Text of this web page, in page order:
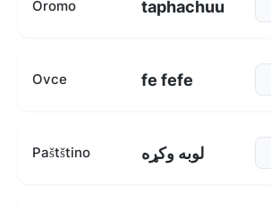
Oromo taphachuu
Ovce fe fefe
Paštštino لوبه وکړه